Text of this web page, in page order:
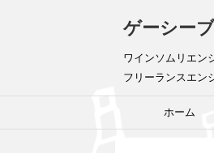
ゲーシー
ワインソムリエ
フリーランスエン
ホーム